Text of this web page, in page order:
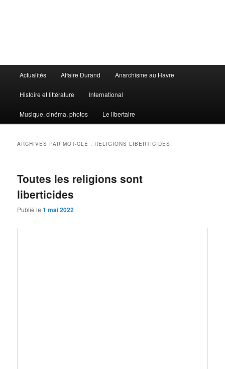
principal
Actualités Affaire Durand Anarchisme au Havre
Histoire et littérature International
Musique, cinéma, photos Le libertaire
ARCHIVES PAR MOT-CLÉ : RELIGIONS LIBERTICIDES
Toutes les religions sont
liberticides
Publié le1 mai 2022